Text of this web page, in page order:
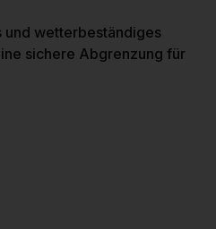
und wetterbeständiges
sichere Abgrenzung für